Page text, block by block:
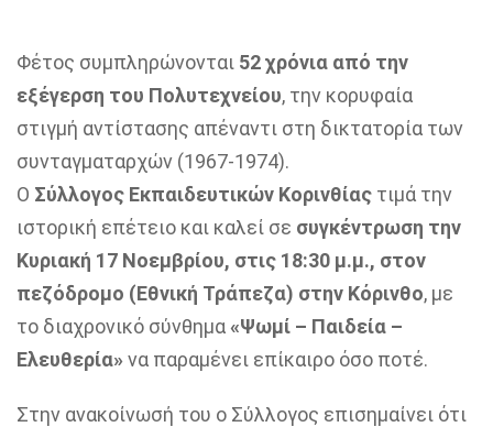
Φέτος συμπληρώνονται 52 χρόνια από την
εξέγερση του Πολυτεχνείου, την κορυφαία
στιγμή αντίστασης απέναντι στη δικτατορία των
συνταγματαρχών (1967-1974).
Ο Σύλλογος Εκπαιδευτικών Κορινθίας τιμά την
ιστορική επέτειο και καλεί σε συγκέντρωση την
Κυριακή 17 Νοεμβρίου, στις 18:30 μ.μ., στον
πεζόδρομο (Εθνική Τράπεζα) στην Κόρινθο, με
το διαχρονικό σύνθημα«Ψωμί – Παιδεία –
Ελευθερία»να παραμένει επίκαιρο όσο ποτέ.
Στην ανακοίνωσή του ο Σύλλογος επισημαίνει ότι